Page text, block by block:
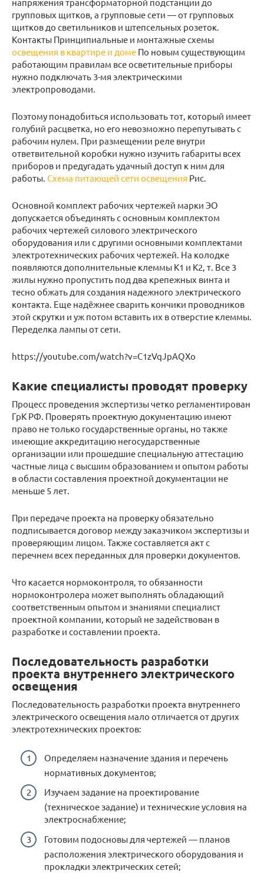
групповых щитков, а групповые сети — от групповых
щитков до светильников и штепсельных розеток.
Контакты Принципиальные и монтажные схемы
освещения в квартире и доме По новым существующим
работающим правилам все осветительные приборы
нужно подключать 3-мя электрическими
электропроводами.
Поэтому понадобиться использовать тот, который имеет
голубий расцветка, но его невозможно перепутывать с
рабочим нулем. При размещении реле внутри
ответвительной коробки нужно изучить габариты всех
приборов и предугадать удачный доступ к ним для
работы. Схема питающей сети освещения Рис.
Основной комплект рабочих чертежей марки ЭО
допускается объединять с основным комплектом
рабочих чертежей силового электрического
оборудования или с другими основными комплектами
электротехнических рабочих чертежей. На колодке
появляются дополнительные клеммы К1 и К2, т. Все 3
жилы нужно пропустить под два крепежных винта и
тесно обжать для создания надежного электрического
контакта. Еще надёжнее сварить кончики проводников
этой скрутки и уж потом вставить их в отверстие клеммы.
Переделка лампы от сети.
https://youtube.com/watch?v=C1zVqJpAQXo
Какие специалисты проводят проверку
Процесс проведения экспертизы четко регламентирован
ГрК РФ. Проверять проектную документацию имеют
право не только государственные органы, но также
имеющие аккредитацию негосударственные
организации или прошедшие специальную аттестацию
частные лица с высшим образованием и опытом работы
в области составления проектной документации не
меньше 5 лет.
При передаче проекта на проверку обязательно
подписывается договор между заказчиком экспертизы и
проверяющим лицом. Также составляется акт с
перечнем всех переданных для проверки документов.
Что касается нормоконтроля, то обязанности
нормоконтролера может выполнять обладающий
соответственным опытом и знаниями специалист
проектной компании, который не задействован в
разработке и составлении проекта.
Последовательность разработки
проекта внутреннего электрического
освещения
Последовательность разработки проекта внутреннего
электрического освещения мало отличается от других
электротехнических проектов:
Определяем назначение здания и перечень
нормативных документов;
Изучаем задание на проектирование
(техническое задание) и технические условия на
электроснабжение;
Готовим подосновы для чертежей — планов
расположения электрического оборудования и
прокладки электрических сетей;